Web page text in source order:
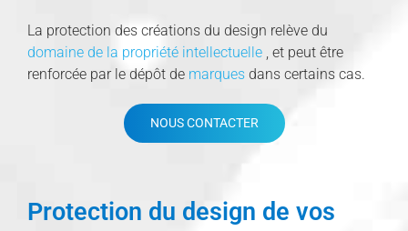
La protection des créations du design relève du
domaine de la propriété intellectuelle, et peut être
renforcée par le dépôt de marquesdans certains cas.
NOUS CONTACTER
Protection du design de vos